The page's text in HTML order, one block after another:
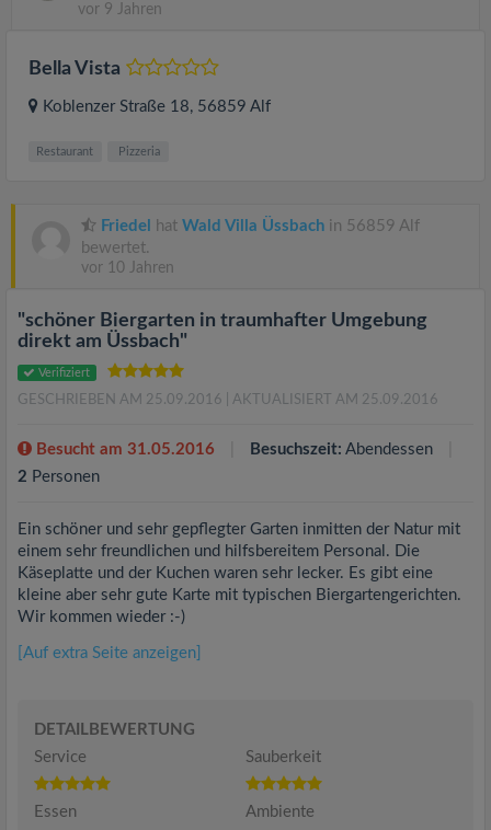
vor 9 Jahren
Bella Vista
Koblenzer Straße 18, 56859 Alf
Restaurant Pizzeria
Friedel hat Wald Villa Üssbach in 56859 Alf
bewertet.
vor 10 Jahren
"schöner Biergarten in traumhafter Umgebung
direkt am Üssbach"
Verifiziert
GESCHRIEBEN AM 25.09.2016 | AKTUALISIERT AM 25.09.2016
Besucht am 31.05.2016 Besuchszeit: Abendessen
2 Personen
Ein schöner und sehr gepflegter Garten inmitten der Natur mit
einem sehr freundlichen und hilfsbereitem Personal. Die
Käseplatte und der Kuchen waren sehr lecker. Es gibt eine
kleine aber sehr gute Karte mit typischen Biergartengerichten.
Wir kommen wieder :-)
[Auf extra Seite anzeigen]
DETAILBEWERTUNG
Service
Sauberkeit
Essen Ambiente